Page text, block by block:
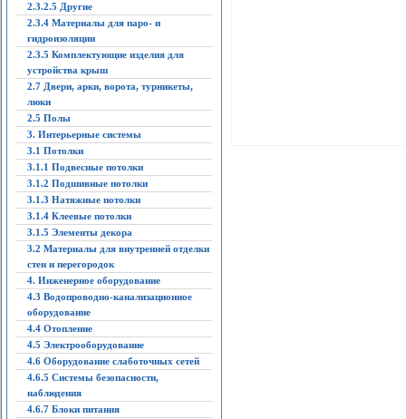
2.3.2.5 Другие
2.3.4 Материалы для паро- и
гидроизоляции
2.3.5 Комплектующие изделия для
устройства крыш
2.7 Двери, арки, ворота, турникеты,
люки
2.5 Полы
3. Интерьерные системы
3.1 Потолки
3.1.1 Подвесные потолки
3.1.2 Подшивные потолки
3.1.3 Натяжные потолки
3.1.4 Клеевые потолки
3.1.5 Элементы декора
3.2 Материалы для внутренней отделки
стен и перегородок
4. Инженерное оборудование
4.3 Водопроводно-канализационное
оборудование
4.4 Отопление
4.5 Электрооборудование
4.6 Оборудование слаботочных сетей
4.6.5 Системы безопасности,
наблюдения
4.6.7 Блоки питания